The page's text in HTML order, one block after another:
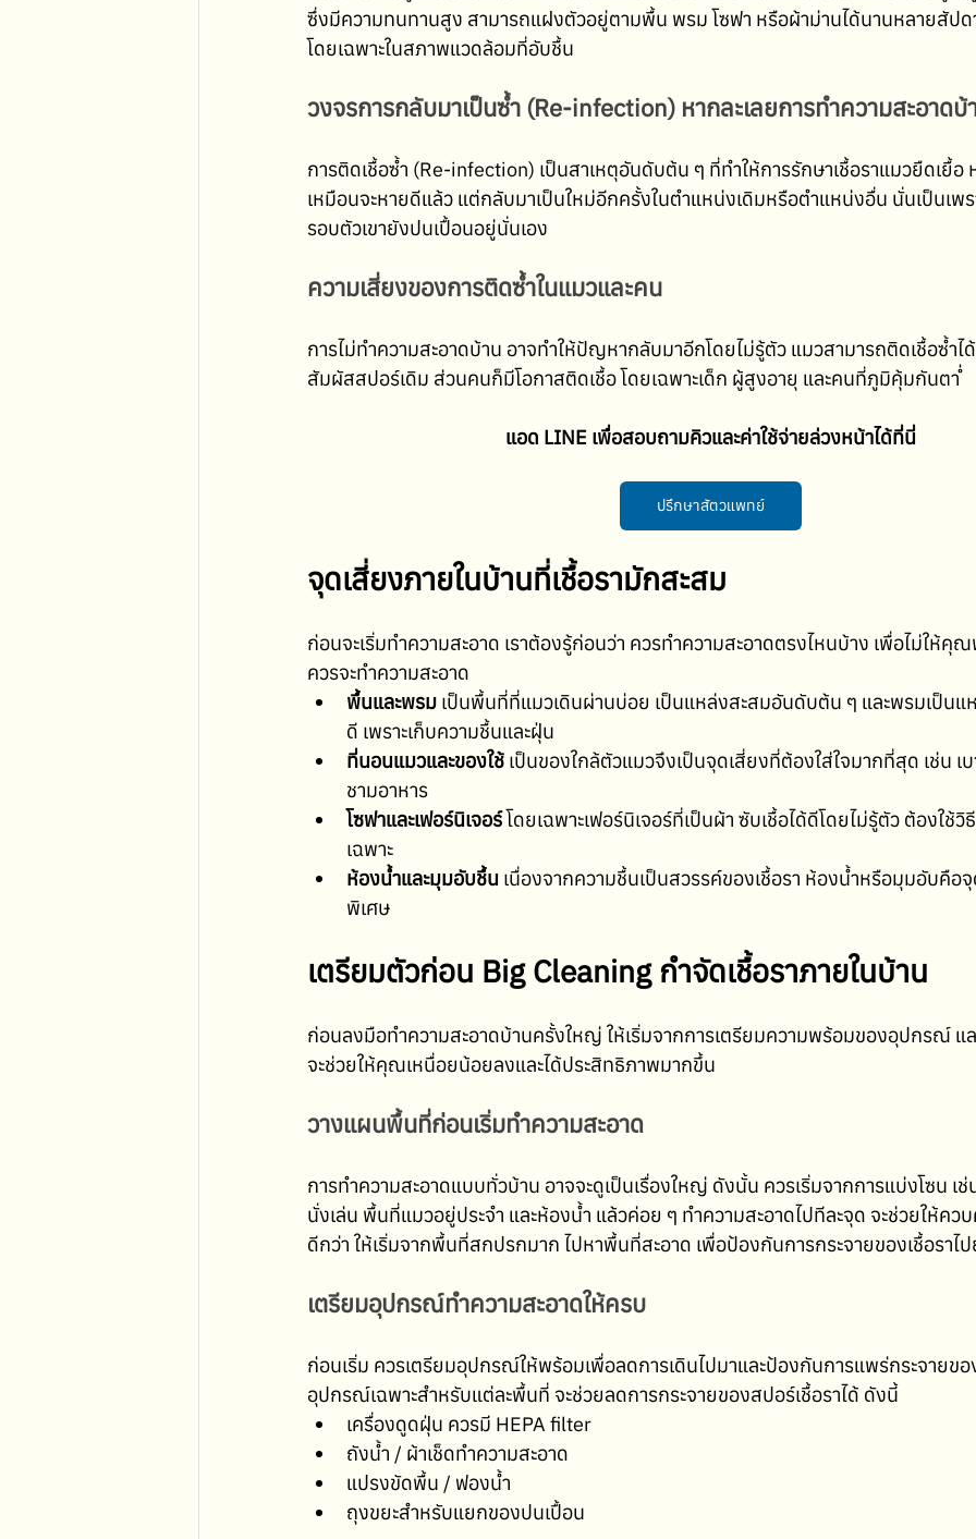
ซึ่งมีความทนทานสูง สามารถแฝงตัวอยู่ตามพื้น พรม โซฟา หรือผ้าม่านได้นานหลายสัป
โดยเฉพาะในสภาพแวดล้อมที่อับชื้น
วงจรการกลับมาเป็นซ้ำ (Re-infection) หากละเลยการทำความสะอาดบ้
การติดเชื้อซ้ำ (Re-infection) เป็นสาเหตุอันดับต้น ๆ ที่ทำให้การรักษาเชื้อราแมวยืดเยื้
เหมือนจะหายดีแล้ว แต่กลับมาเป็นใหม่อีกครั้งในตำแหน่งเดิมหรือตำแหน่งอื่น นั่นเป็นเพ
รอบตัวเขายังปนเปื้อนอยู่นั่นเอง
ความเสี่ยงของการติดซ้ำในแมวและคน
การไม่ทำความสะอาดบ้าน อาจทำให้ปัญหากลับมาอีกโดยไม่รู้ตัว แมวสามารถติดเชื้อซ้ำไ
สัมผัสสปอร์เดิม ส่วนคนก็มีโอกาสติดเชื้อ โดยเฉพาะเด็ก ผู้สูงอายุ และคนที่ภูมิคุ้มกันต่ำ
แอด LINE เพื่อสอบถามคิวและค่าใช้จ่ายล่วงหน้าได้ที่นี่
ปรึกษาสัตวแพทย์
จุดเสี่ยงภายในบ้านที่เชื้อรามักสะสม
ก่อนจะเริ่มทำความสะอาด เราต้องรู้ก่อนว่า ควรทำความสะอาดตรงไหนบ้าง เพื่อไม่ให้
ควรจะทำความสะอาด
พื้นและพรม เป็นพื้นที่ที่แมวเดินผ่านบ่อย เป็นแหล่งสะสมอันดับต้น ๆ และพรมเป็นแ
ดี เพราะเก็บความชื้นและฝุ่น
ที่นอนแมวและของใช้ เป็นของใกล้ตัวแมวจึงเป็นจุดเสี่ยงที่ต้องใส่ใจมากที่สุด เช่น เ
ชามอาหาร
โซฟาและเฟอร์นิเจอร์ โดยเฉพาะเฟอร์นิเจอร์ที่เป็นผ้า ซับเชื้อได้ดีโดยไม่รู้ตัว ต้องใช้วิ
เฉพาะ
ห้องน้ำและมุมอับชื้น เนื่องจากความชื้นเป็นสวรรค์ของเชื้อรา ห้องน้ำหรือมุมอับคือ
พิเศษ
เตรียมตัวก่อน Big Cleaning กำจัดเชื้อราภายในบ้าน
ก่อนลงมือทำความสะอาดบ้านครั้งใหญ่ ให้เริ่มจากการเตรียมความพร้อมของอุปกรณ์ แ
จะช่วยให้คุณเหนื่อยน้อยลงและได้ประสิทธิภาพมากขึ้น
วางแผนพื้นที่ก่อนเริ่มทำความสะอาด
การทำความสะอาดแบบทั่วบ้าน อาจจะดูเป็นเรื่องใหญ่ ดังนั้น ควรเริ่มจากการแบ่งโซน เ
นั่งเล่น พื้นที่แมวอยู่ประจำ และห้องน้ำ แล้วค่อย ๆ ทำความสะอาดไปทีละจุด จะช่วยให้คว
ดีกว่า ให้เริ่มจากพื้นที่สกปรกมาก ไปหาพื้นที่สะอาด เพื่อป้องกันการกระจายของเชื้อราไ
เตรียมอุปกรณ์ทำความสะอาดให้ครบ
ก่อนเริ่ม ควรเตรียมอุปกรณ์ให้พร้อมเพื่อลดการเดินไปมาและป้องกันการแพร่กระจายขอ
อุปกรณ์เฉพาะสำหรับแต่ละพื้นที่ จะช่วยลดการกระจายของสปอร์เชื้อราได้ ดังนี้
เครื่องดูดฝุ่น ควรมี HEPA filter
ถังน้ำ / ผ้าเช็ดทำความสะอาด
แปรงขัดพื้น / ฟองน้ำ
ถุงขยะสำหรับแยกของปนเปื้อน